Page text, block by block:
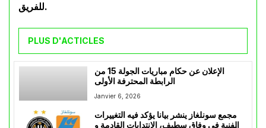
للفريق.
PLUS D'ACTICLES
الإعلان عن حكام مباريات الجولة 15 من
الرابطة المحترفة الأولى
Janvier 6, 2026
مجمع سونلغاز ينشر بيانا يؤكد فيه التغييرات
الفنية في وفاق سطيف، الإنتدابات القادمة و